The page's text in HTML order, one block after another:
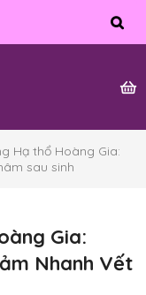
Hạ thổ Hoàng Gia:
sau sinh
Gia:
Nhanh Vết